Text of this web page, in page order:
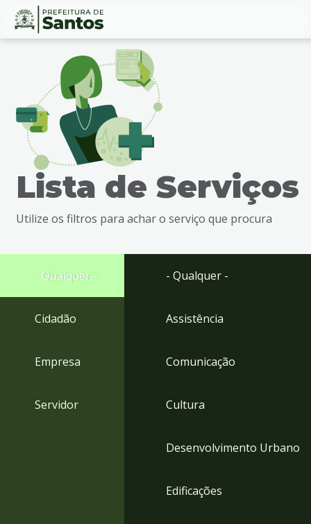
Ir
busca
Ir
rodapé
Conteúdo
Lista de Serviços
Utilize os filtros para achar o serviço que procura
- Qualquer -
Cidadão
Empresa
Servidor
- Qualquer -
Assistência
Comunicação
Cultura
Desenvolvimento Urbano
Edificações